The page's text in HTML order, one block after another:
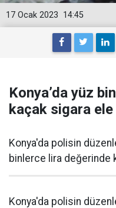
14:45
17 Ocak 2023
Konya’da yüz
kaçak sigara
Konya'da polisin
binlerce lira değerinde
Konya'da polisin